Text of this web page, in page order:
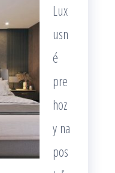
Lux
usn
é
pre
hoz
y na
pos